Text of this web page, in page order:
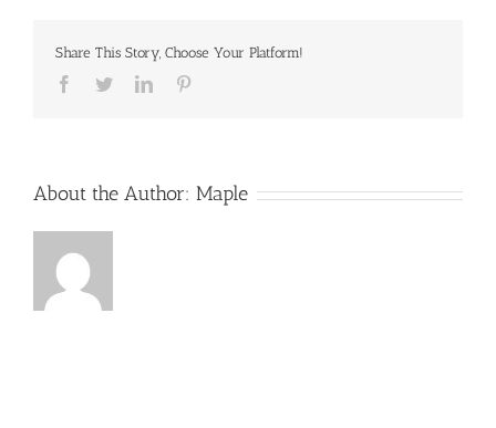
Share This Story, Choose Your Platform!
Facebook
TwitterLinkedIn
About the Author: Maple